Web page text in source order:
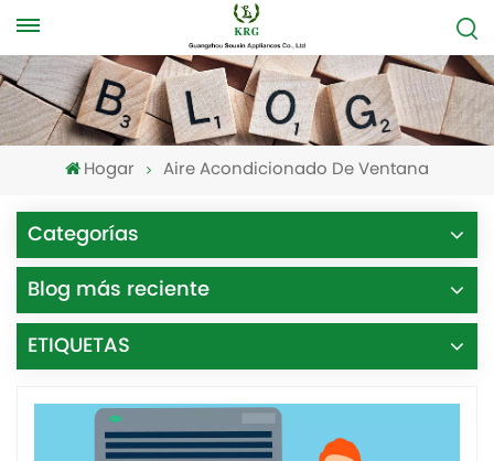
Hogar Aire Acondicionado De Ventana
Categorías
Blog más reciente
ETIQUETAS